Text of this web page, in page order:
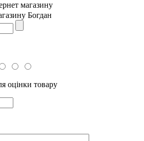
магазину
Богдан
оцінки товару